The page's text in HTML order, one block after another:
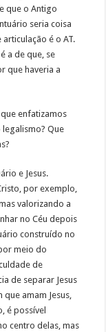
que o Antigo
seria coisa
é o AT.
a de que, se
que haveria a
enfatizamos
Que
e Jesus.
por exemplo,
valorizando a
no Céu depois
construído no
meio do
de
de separar Jesus
amam Jesus,
é possível
centro delas, mas